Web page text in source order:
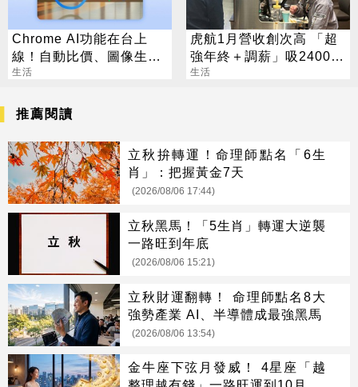
Chrome AI功能在台上
線！自動比價、圖像生成
化身最強助理
生活
虎航1月營收創次高 「超
強年終＋調薪」吸2400人
應徵
生活
推薦閱讀
立秋拚轉運！命理師點名「6生
肖」：把握黃金7天
(2026/08/06 17:44)
立秋黑馬！「5生肖」轉運大逆襲
一路旺到年底
(2026/08/06 15:21)
立秋財運翻轉！ 命理師點名8大
強勢產業 AI、半導體成最強黑馬
(2026/08/06 13:54)
金牛座下弦月發威！ 4星座「越